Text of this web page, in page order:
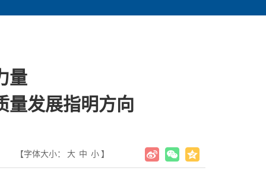
量
发展指明方向
【字体大小： 大 中 小 】